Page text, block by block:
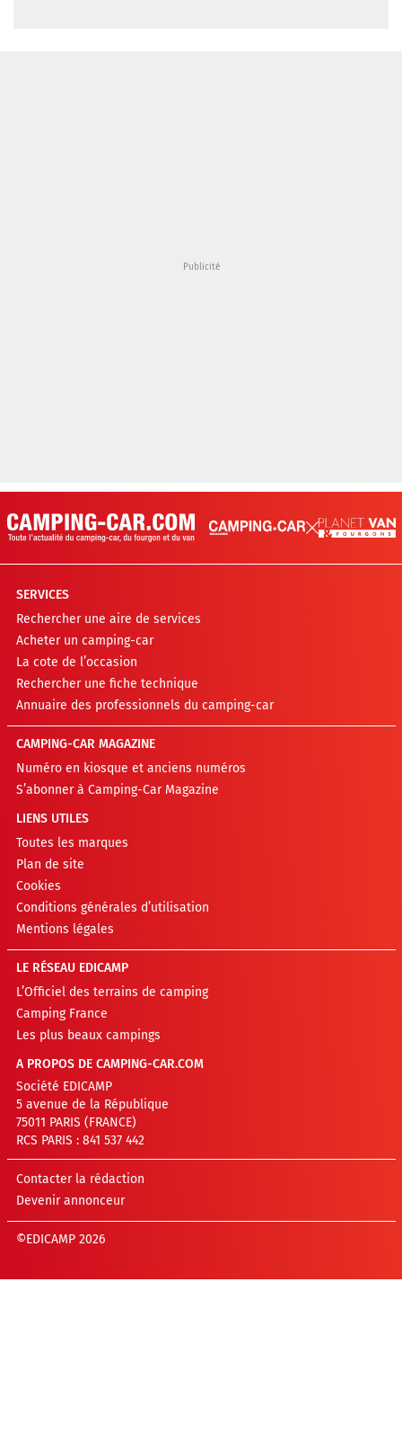
SERVICES
Rechercher une aire de services
Acheter un camping-car
La cote de l’occasion
Rechercher une fiche technique
Annuaire des professionnels du camping-car
CAMPING-CAR MAGAZINE
Numéro en kiosque et anciens numéros
S’abonner à Camping-Car Magazine
LIENS UTILES
Toutes les marques
Plan de site
Cookies
Conditions générales d’utilisation
Mentions légales
LE RÉSEAU EDICAMP
L’Officiel des terrains de camping
Camping France
Les plus beaux campings
A PROPOS DE CAMPING-CAR.COM
Société EDICAMP
5 avenue de la République
75011 PARIS (FRANCE)
RCS PARIS : 841 537 442
Contacter la rédaction
Devenir annonceur
©EDICAMP 2026